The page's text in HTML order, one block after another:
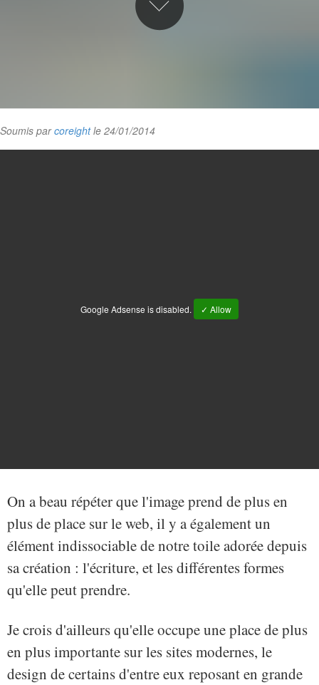
Soumis parcoreightle 24/01/2014
Google Adsense is disabled. ✓ Allow
On a beau répéter que l'image prend de plus en
plus de place sur le web, il y a également un
élément indissociable de notre toile adorée depuis
sa création : l'écriture, et les différentes formes
qu'elle peut prendre.
Je crois d'ailleurs qu'elle occupe une place de plus
en plus importante sur les sites modernes, le
design de certains d'entre eux reposant en grande